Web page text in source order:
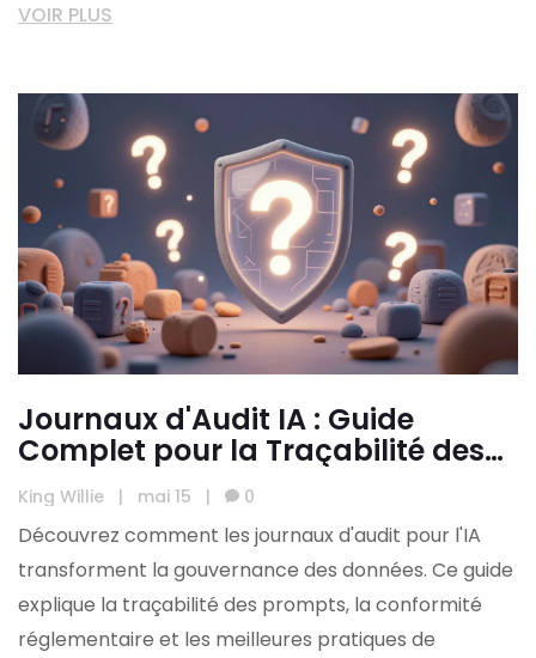
VOIR PLUS
Journaux d'Audit IA : Guide
Complet pour la Traçabilité des
Prompts et Décisions
King Willie | mai 15 | 0
Découvrez comment les journaux d'audit pour l'IA
transforment la gouvernance des données. Ce guide
explique la traçabilité des prompts, la conformité
réglementaire et les meilleures pratiques de